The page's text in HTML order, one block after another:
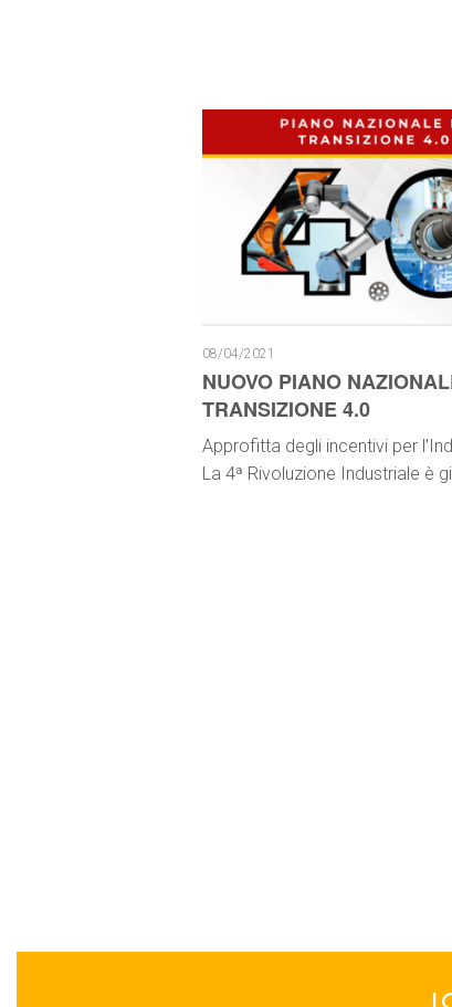
08/04/2021
NUOVO PIANO
TRANSIZIONE 4.0
Approfitta degli incentivi per
La 4ª Rivoluzione Industriale è